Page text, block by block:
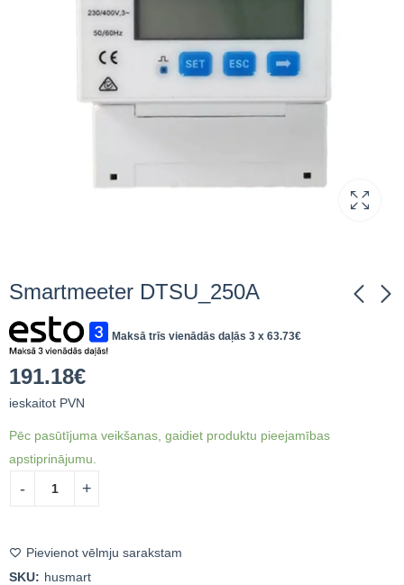
Smartmeeter DTSU_250A
Maksā trīs vienādās daļās 3 x 63.73€
191.18€
ieskaitot PVN
Pēc pasūtījuma veikšanas, gaidiet produktu pieejamības
apstiprinājumu.
Pievienot vēlmju sarakstam
SKU: husmart